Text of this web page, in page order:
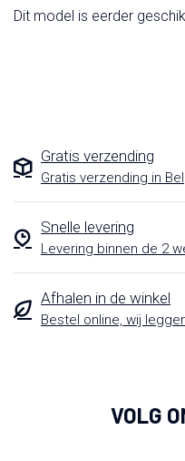
Dit model is eerder
Gratis verzending
Gratis verzending in
Snelle levering
Levering binnen de 2
Afhalen in de winkel
Bestel online, wij
VOLG